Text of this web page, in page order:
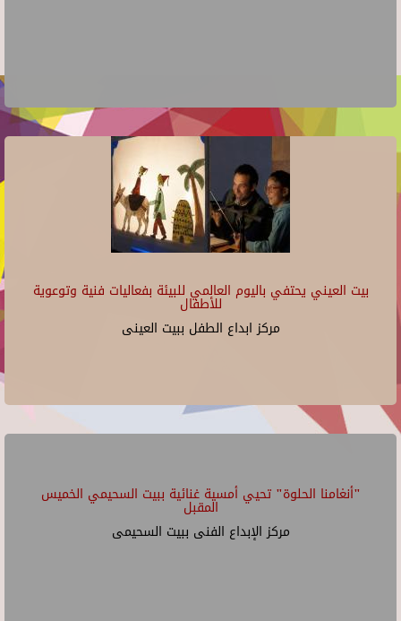
بيت العيني يحتفي باليوم العالمي للبيئة بفعاليات فنية وتوعوية
للأطفال
مركز ابداع الطفل ببيت العينى
"أنغامنا الحلوة" تحيي أمسية غنائية ببيت السحيمي الخميس
المقبل
مركز الإبداع الفنى ببيت السحيمى